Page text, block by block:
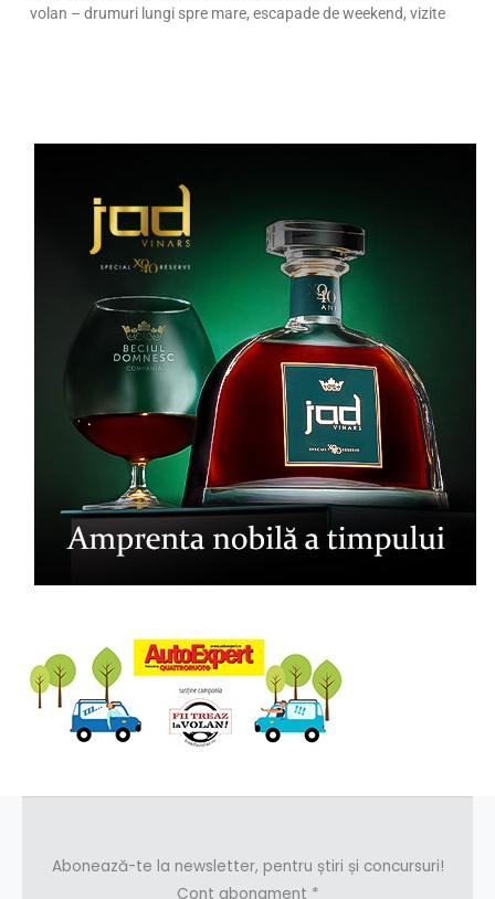
volan – drumuri lungi spre mare, escapade de weekend, vizite
Abonează-te la newsletter, pentru știri și concursuri!
Cont abonament *